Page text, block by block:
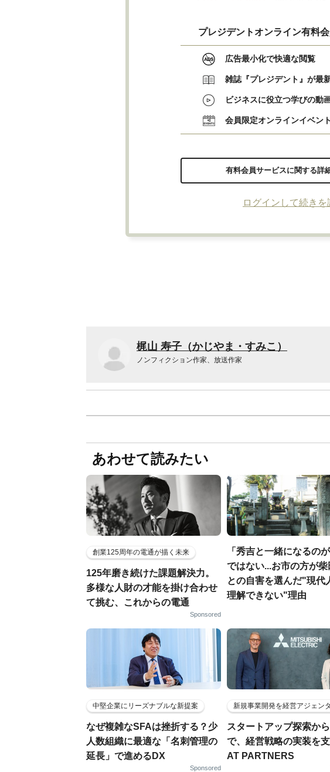
プレジデントオンライン有料
広告最小化で快適な閲覧
雑誌『プレジデント』が最
ビジネスに役立つ学びの動
会員限定オンラインイベント
有料会員サービスに関する詳
ログインして続きを
梶山 寿子（かじやま・すみこ）
ノンフィクション作家、放送作家
あわせて読みたい
創業125周年の電通が描く未来
125年磨き続けた課題解決力。
多様な人財の才能を掛け合わせ
て挑む、これからの電通
Sponsored
「秀吉と一緒になるのが
ではない...お市の方が柴
との自害を選んだ"現代
理解できない"理由
中堅企業にリーズナブルな新提案
なぜ複雑なSFAは挫折する？少
人数組織に最適な「名刺管理の
延長」で進めるDX
Sponsored
新規事業開発を経営アジェン
スタートアップ探索か
で、経営戦略の実装を
AT PARTNERS